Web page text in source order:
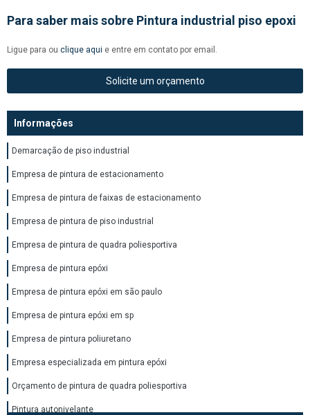
Para saber mais sobre Pintura industrial piso epoxi
Ligue para ou clique aqui e entre em contato por email.
Solicite um orçamento
Informações
Demarcação de piso industrial
Empresa de pintura de estacionamento
Empresa de pintura de faixas de estacionamento
Empresa de pintura de piso industrial
Empresa de pintura de quadra poliesportiva
Empresa de pintura epóxi
Empresa de pintura epóxi em são paulo
Empresa de pintura epóxi em sp
Empresa de pintura poliuretano
Empresa especializada em pintura epóxi
Orçamento de pintura de quadra poliesportiva
Pintura autonivelante